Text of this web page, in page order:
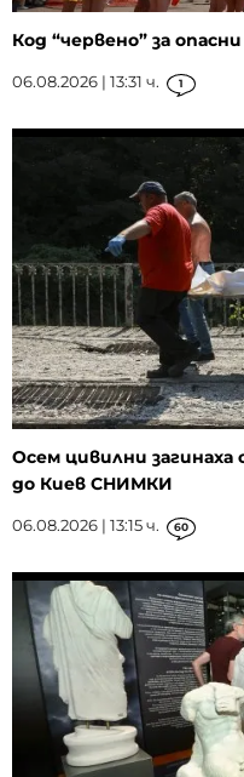
Код “червено” за
06.08.2026 | 13:31 ч. 1
Осем цивилни загинаха
до Киев СНИМКИ
06.08.2026 | 13:15 ч. 60